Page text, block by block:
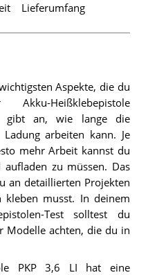
Lieferumfang
Aspekte, die du
Heißklebepistole
gibt an, wie lange die
arbeiten kann. Je
mehr Arbeit kannst du
zu müssen. Das
an detaillierten Projekten
kleben musst. In deinem
Test solltest du
Modelle achten, die du in
PKP 3,6 LI hat eine